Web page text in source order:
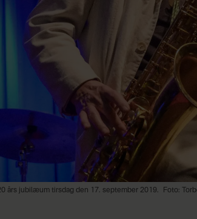
års jubilæum tirsdag den 17. september 2019. Foto: